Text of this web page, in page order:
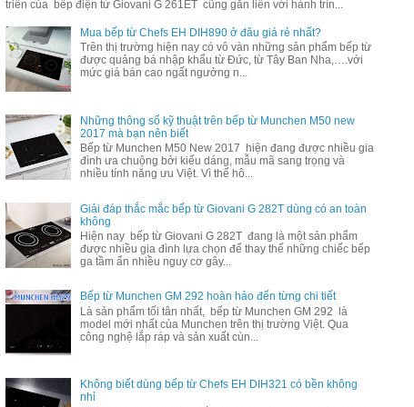
triển của bếp điện từ Giovani G 261ET cũng gắn liền với hành trìn...
Mua bếp từ Chefs EH DIH890 ở đâu giá rẻ nhất?
Trên thị trường hiện nay có vô vàn những sản phẩm bếp từ
được quảng bá nhập khẩu từ Đức, từ Tây Ban Nha,….với
mức giá bán cao ngất ngưởng n...
Những thông số kỹ thuật trên bếp từ Munchen M50 new
2017 mà bạn nên biết
Bếp từ Munchen M50 New 2017 hiện đang được nhiều gia
đình ưa chuộng bởi kiểu dáng, mẫu mã sang trọng và
nhiều tính năng ưu Việt. Vì thế hô...
Giải đáp thắc mắc bếp từ Giovani G 282T dùng có an toàn
không
Hiện nay bếp từ Giovani G 282T đang là một sản phẩm
được nhiều gia đình lựa chọn để thay thế những chiếc bếp
ga tầm ẩn nhiều nguy cơ gây...
Bếp từ Munchen GM 292 hoàn hảo đến từng chi tiết
Là sản phẩm tối tân nhất, bếp từ Munchen GM 292 là
model mới nhất của Munchen trên thị trường Việt. Qua
công nghệ lắp ráp và sản xuất cùn...
Không biết dùng bếp từ Chefs EH DIH321 có bền không
nhỉ